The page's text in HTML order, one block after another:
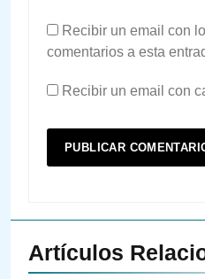
Recibir un email con
comentarios a esta
Recibir un email con
Artículos